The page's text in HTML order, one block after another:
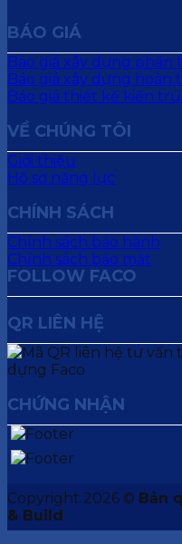
BÁO GIÁ
Báo giá xây dựng phần
Báo giá xây dựng hoàn
Báo giá thiết kế kiến
VỀ CHÚNG TÔI
Giới thiệu
Hồ sơ năng lực
CHÍNH SÁCH
Chính sách bảo hành
Chính sách bảo mật
FOLLOW FACO
QR LIÊN HỆ
CHỨNG NHẬN
Copyright 2026 © Bản
& Build